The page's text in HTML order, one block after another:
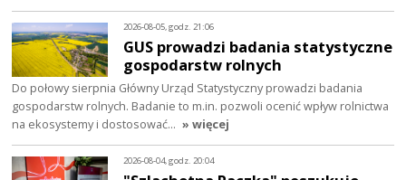
2026-08-05, godz. 21:06
GUS prowadzi badania statystyczne
gospodarstw rolnych
Do połowy sierpnia Główny Urząd Statystyczny prowadzi badania
gospodarstw rolnych. Badanie to m.in. pozwoli ocenić wpływ rolnictwa
na ekosystemy i dostosować… » więcej
2026-08-04, godz. 20:04